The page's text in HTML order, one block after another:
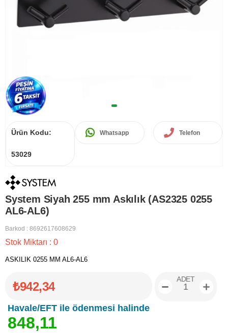
Ürün Kodu:
53029
Whatsapp Telefon
System Siyah 255 mm Askılık (AS2325 0255
AL6-AL6)
Barkod : 8692617608629
Stok Miktarı : 0
ASKILIK 0255 MM AL6-AL6
₺942,34
Havale/EFT ile ödenmesi halinde
848,11
ADET